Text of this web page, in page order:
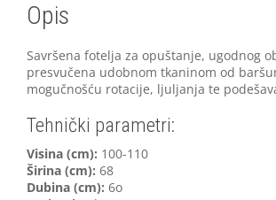
Opis
Savršena fotelja za opuštanje, ugodnog
presvučena udobnom tkaninom od
mogučnošću rotacije, ljuljanja te
Tehnički parametri:
Visina (cm): 100-110
Širina (cm): 68
Dubina (cm): 6o